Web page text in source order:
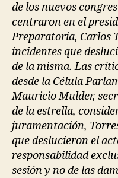
de los nuevos
centraron en el
Preparatoria, Carlos
incidentes que
de la misma. Las
desde la Célula
Mauricio Mulder,
de la estrella,
juramentación,
que deslucieron el
responsabilidad
sesión y no de las